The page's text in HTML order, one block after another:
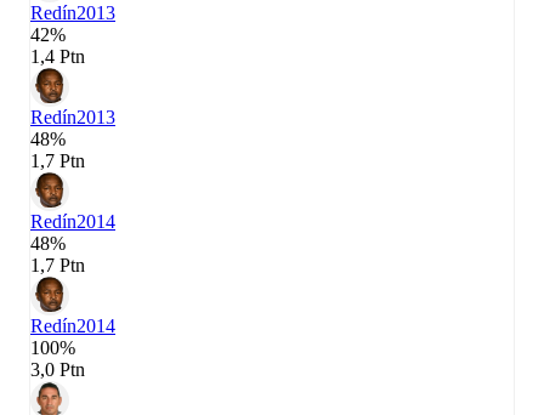
Redín2013
42%
1,4 Ptn
Redín2013
48%
1,7 Ptn
Redín2014
48%
1,7 Ptn
Redín2014
100%
3,0 Ptn